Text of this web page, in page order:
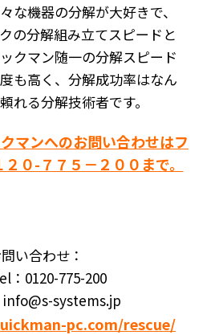
な機器の分解が大好きで、
の分解組み立てスピードと
クマン随一の分解スピード
も高く、分解成功率はなん
れる分解技術者です。
マンへのお問い合わせはフ
０-７７５－２００まで。
い合わせ：
0120-775-200
systems.jp
pc.com/rescue/